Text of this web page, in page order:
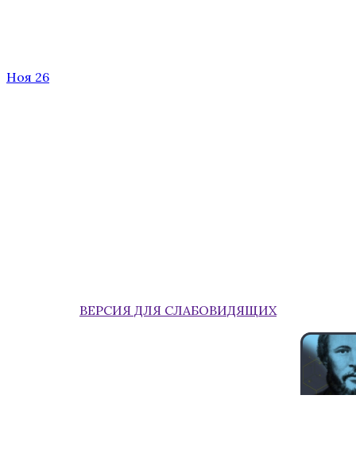
Ноя 26
ВЕРСИЯ ДЛЯ СЛАБОВИДЯЩИХ